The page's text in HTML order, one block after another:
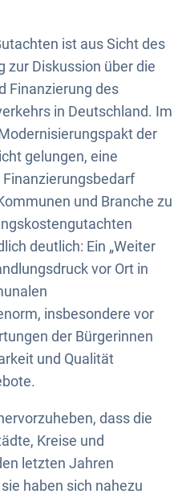
ist aus Sicht des
zur Diskussion über die
Finanzierung des
in Deutschland. Im
der
gelungen, eine
und Branche zu
deutlich: Ein „Weiter
vor Ort in
insbesondere vor
der Bürgerinnen
und Qualität
dass die
Kreise und
letzten Jahren
haben sich nahezu